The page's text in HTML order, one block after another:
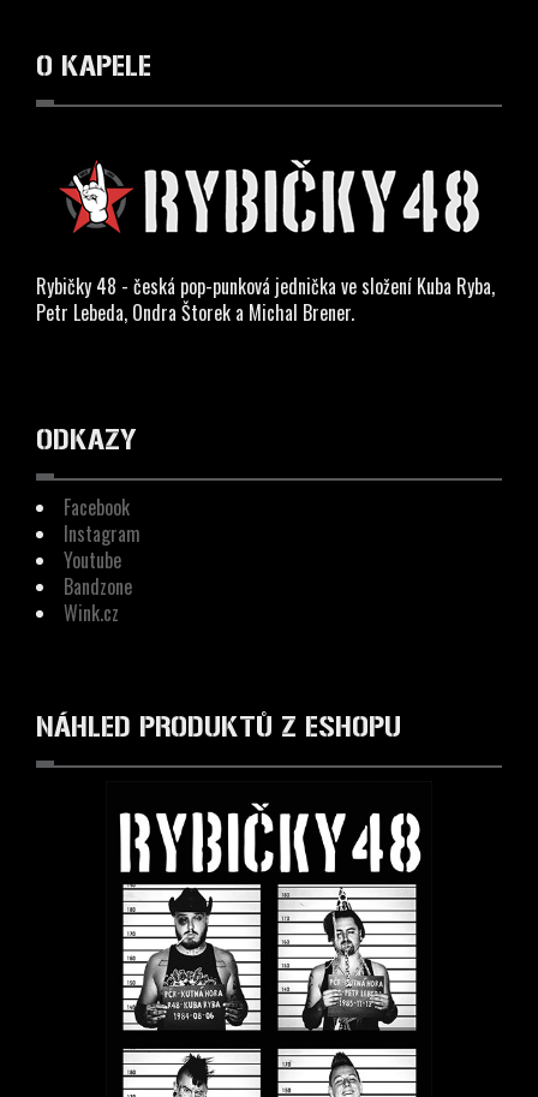
O KAPELE
Rybičky 48 - česká pop-punková jednička ve složení Kuba Ryba,
Petr Lebeda, Ondra Štorek a Michal Brener.
ODKAZY
Facebook
Instagram
Youtube
Bandzone
Wink.cz
NÁHLED PRODUKTŮ Z ESHOPU